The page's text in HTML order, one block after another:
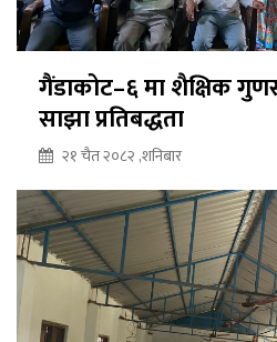
गैंडाकोट–६ मा शैक्षिक
साझा प्रतिबद्धता
२१ चैत २०८२ ,शनिबार